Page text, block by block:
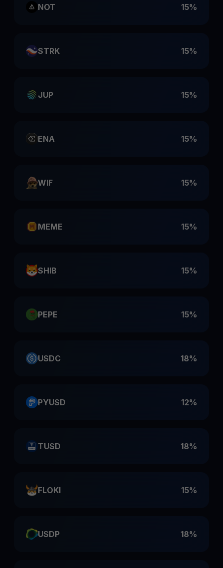
NOT 15%
STRK 15%
JUP 15%
ENA 15%
WIF 15%
MEME 15%
SHIB 15%
PEPE 15%
USDC 18%
PYUSD 12%
TUSD 18%
FLOKI 15%
USDP 18%